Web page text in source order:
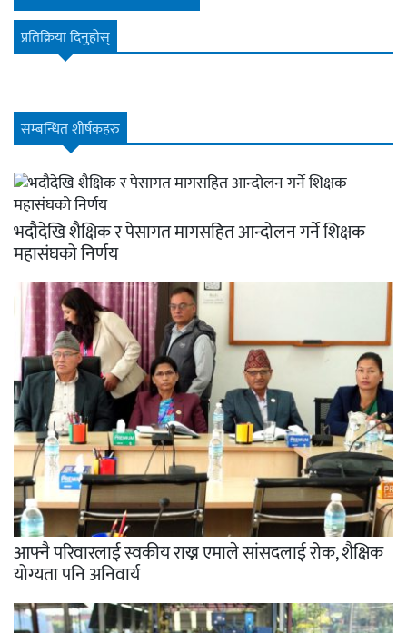
प्रतिक्रिया दिनुहोस्
सम्बन्धित शीर्षकहरु
भदौदेखि शैक्षिक र पेसागत मागसहित आन्दोलन गर्ने शिक्षक
महासंघको निर्णय
आफ्नै परिवारलाई स्वकीय राख्न एमाले सांसदलाई रोक, शैक्षिक
योग्यता पनि अनिवार्य